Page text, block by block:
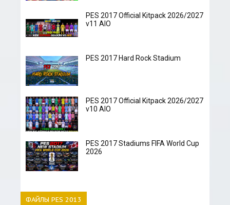
PES 2017 Official Kitpack 2026/2027
v11 AIO
PES 2017 Hard Rock Stadium
PES 2017 Official Kitpack 2026/2027
v10 AIO
PES 2017 Stadiums FIFA World Cup
2026
ФАЙЛЫ PES 2013